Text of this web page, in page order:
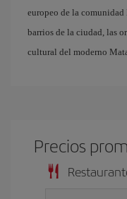
europeo de la
barrios de la ciudad, las
cultural del moderno
Precios